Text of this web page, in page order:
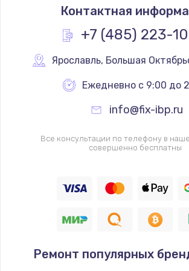
Контактная
+7 (485) 223-
Ярославль, Большая
Ежедневно с 9:00 до
info@fix-ibp.ru
Все консультации по телефону в
совершенно бесплатны
Ремонт популярных